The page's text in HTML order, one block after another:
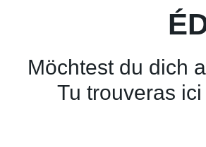
Möchtest du dich
Tu trouveras